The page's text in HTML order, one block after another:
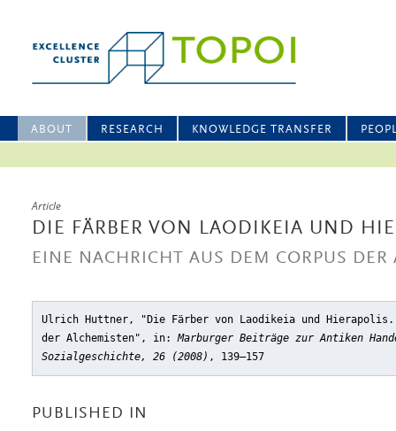
ABOUT RESEARCH KNOWLEDGE TRANSFER
Article
DIE FÄRBER VON LAODIKEIA UND
EINE NACHRICHT AUS DEM CORPUS DER
Ulrich Huttner, "Die Färber von Laodikeia und Hierapolis.
der Alchemisten" , in:Marburger Beiträge zur Antiken
Sozialgeschichte, 26 (2008) , 139–157
PUBLISHED IN